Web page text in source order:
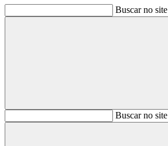
Buscar no site
BuscarBuscar no site